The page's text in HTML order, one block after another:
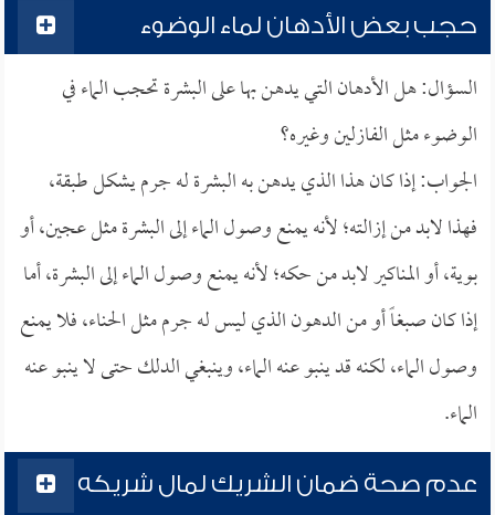
حجب بعض الأدهان لماء الوضوء
السؤال: هل الأدهان التي يدهن بها على البشرة تحجب الماء في
الوضوء مثل الفازلين وغيره؟
الجواب: إذا كان هذا الذي يدهن به البشرة له جرم يشكل طبقة،
فهذا لابد من إزالته؛ لأنه يمنع وصول الماء إلى البشرة مثل عجين، أو
بوية، أو المناكير لابد من حكه؛ لأنه يمنع وصول الماء إلى البشرة، أما
إذا كان صبغاً أو من الدهون الذي ليس له جرم مثل الحناء، فلا يمنع
وصول الماء، لكنه قد ينبو عنه الماء، وينبغي الدلك حتى لا ينبو عنه
الماء.
عدم صحة ضمان الشريك لمال شريكه